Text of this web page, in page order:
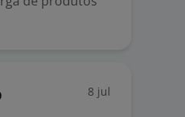
8 jul